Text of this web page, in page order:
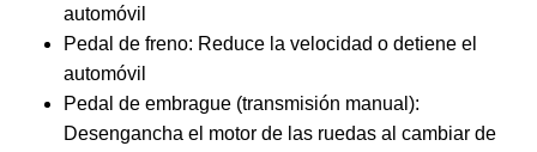
automóvil
Pedal de freno: Reduce la velocidad o detiene el
automóvil
Pedal de embrague (transmisión manual):
Desengancha el motor de las ruedas al cambiar de